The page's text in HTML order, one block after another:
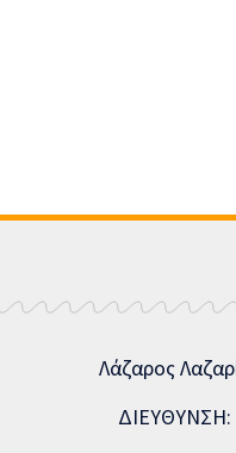
Λάζαρος
ΔΙΕΥΘΥΝΣΗ: